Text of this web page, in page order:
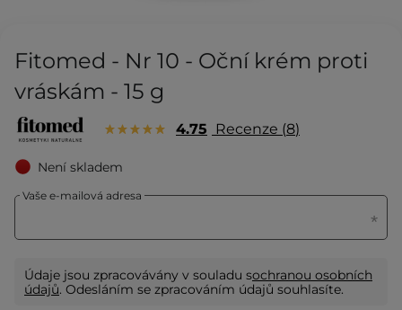
Fitomed - Nr 10 - Oční krém proti
vráskám - 15 g
4.75 Recenze 8
Není skladem
Vaše e-mailová adresa
Údaje jsou zpracovávány v souladu sochranou osobních
údajů. Odesláním se zpracováním údajů souhlasíte.